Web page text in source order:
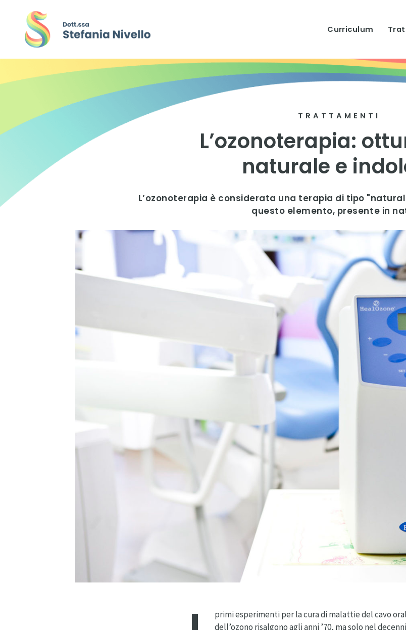
Curriculum
TRATTAMENTI
L’ozonoterapia:
naturale e
L’ozonoterapia è considerata una terapia di tipo
questo elemento, presente in
primi esperimenti per la cura di malattie del cavo
dell’ozono risalgono agli anni ’70, ma solo nel